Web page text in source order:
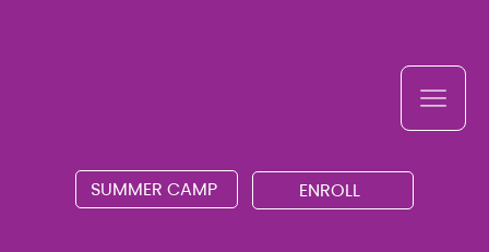
SUMMER CAMP ENROLL